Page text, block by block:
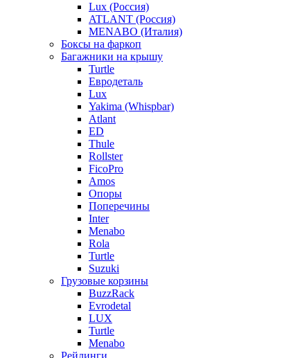
Lux (Россия)
ATLANT (Россия)
MENABO (Италия)
Боксы на фаркоп
Багажники на крышу
Turtle
Евродеталь
Lux
Yakima (Whispbar)
Atlant
ED
Thule
Rollster
FicoPro
Amos
Опоры
Поперечины
Inter
Menabo
Rola
Turtle
Suzuki
Грузовые корзины
BuzzRack
Evrodetal
LUX
Turtle
Menabo
Рейлинги